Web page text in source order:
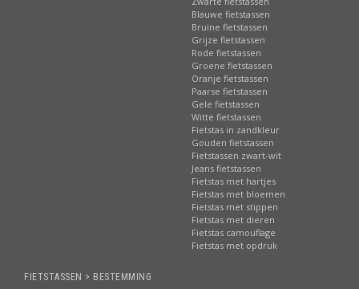
Blauwe fietstassen
Bruine fietstassen
Grijze fietstassen
Rode fietstassen
Groene fietstassen
Oranje fietstassen
Paarse fietstassen
Gele fietstassen
Witte fietstassen
Fietstas in zandkleur
Gouden fietstassen
Fietstassen zwart-wit
Jeans fietstassen
Fietstas met hartjes
Fietstas met bloemen
Fietstas met stippen
Fietstas met dieren
Fietstas camouflage
Fietstas met opdruk
FIETSTASSEN > BESTEMMING